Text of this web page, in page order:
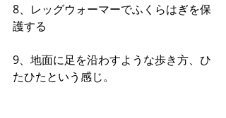
8、レッグウォーマーでふくらはぎを保
護する
9、地面に足を沿わすような歩き方、ひ
たひたという感じ。